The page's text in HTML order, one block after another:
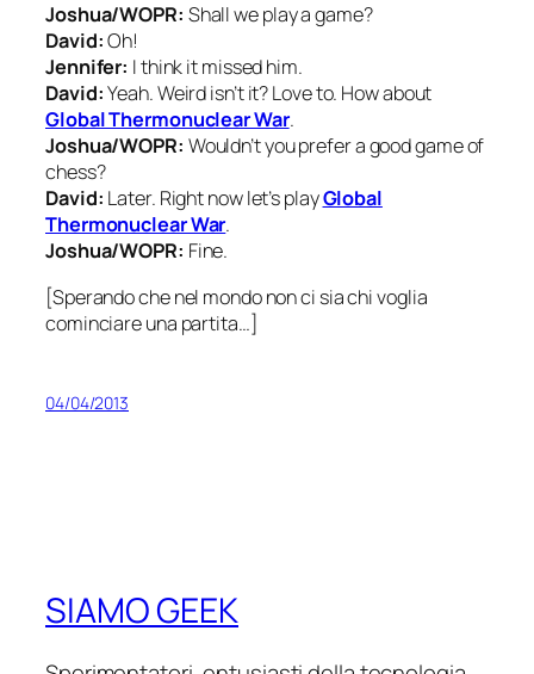
Joshua/WOPR: Shall we play a game?
David:Oh!
Jennifer: I think it missed him.
David:Yeah. Weird isn’t it? Love to. How about
Global Thermonuclear War.
Joshua/WOPR: Wouldn’t you prefer a good game of
chess?
David: Later. Right now let’s playGlobal
Thermonuclear War.
Joshua/WOPR: Fine.
[Sperando che nel mondo non ci sia chi voglia
cominciare una partita…]
04/04/2013
SIAMO GEEK